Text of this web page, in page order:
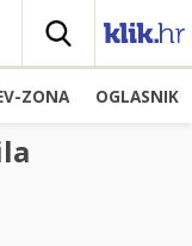
ZONA OGLASNIK